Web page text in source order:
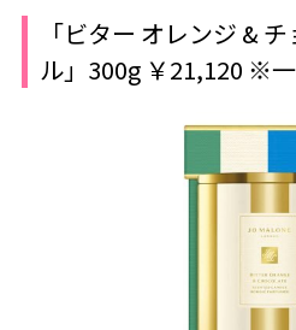
「ビター オレンジ &
ル」300g ￥21,120 ※